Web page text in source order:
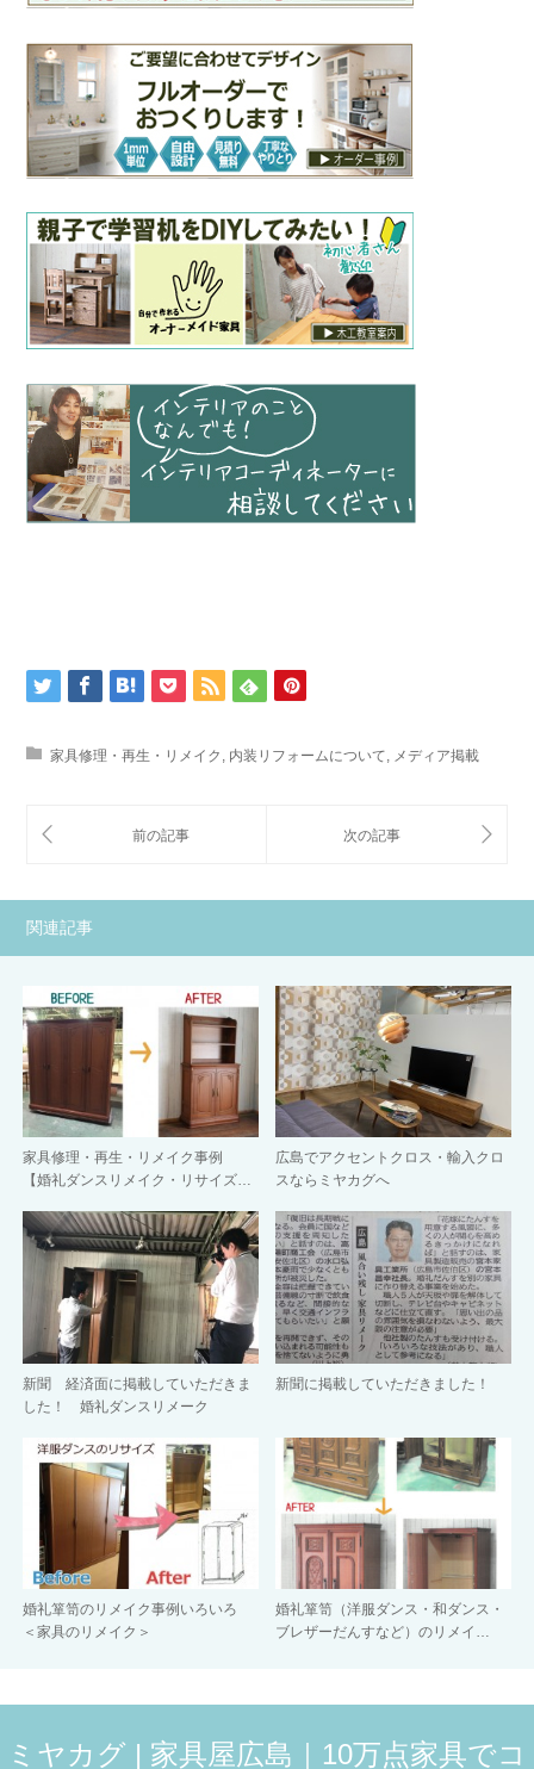
家具修理・再生・リメイク , 内装リフォームについて, メディア掲載
関連記事
家具修理・再生・リメイク事例
【婚礼ダンスリメイク・リサイズ…
広島でアクセントクロス・輸入クロ
スならミヤカグへ
新聞 経済面に掲載していただきま
した！ 婚礼ダンスリメーク
新聞に掲載していただきました！
婚礼箪笥のリメイク事例いろいろ
＜家具のリメイク＞
婚礼箪笥（洋服ダンス・和ダンス・
ブレザーだんすなど）のリメイ…
ミヤカグ | 家具屋広島｜10万点家具でコ